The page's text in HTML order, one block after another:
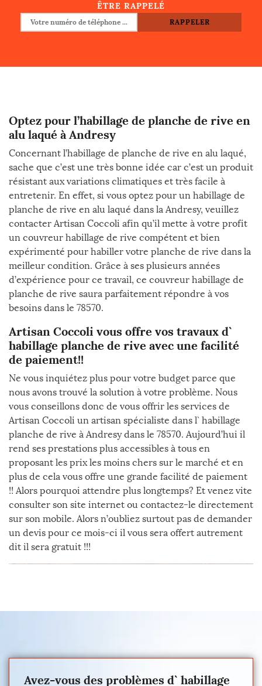
ÊTRE RAPPELÉ
Optez pour l’habillage de planche de rive en
alu laqué à Andresy
Concernant l’habillage de planche de rive en alu laqué,
sache que c’est une très bonne idée car c’est un produit
résistant aux variations climatiques et très facile à
entretenir. En effet, si vous optez pour un habillage de
planche de rive en alu laqué dans la Andresy, veuillez
contacter Artisan Coccoli afin qu’il mette à votre profit
un couvreur habillage de rive compétent et bien
expérimenté pour habiller votre planche de rive dans la
meilleur condition. Grâce à ses plusieurs années
d’expérience pour ce travail, ce couvreur habillage de
planche de rive saura parfaitement répondre à vos
besoins dans le 78570.
Artisan Coccoli vous offre vos travaux d`
habillage planche de rive avec une facilité
de paiement!!
Ne vous inquiétez plus pour votre budget parce que
nous avons trouvé la solution à votre problème. Nous
vous conseillons donc de vous offrir les services de
Artisan Coccoli un artisan spécialiste dans l` habillage
planche de rive à Andresy dans le 78570. Aujourd’hui il
rend ses prestations plus accessibles à tous en
proposant les prix les moins chers sur le marché et en
plus de cela vous offre une grande facilité de paiement
!! Alors pourquoi attendre plus longtemps? Et venez vite
consulter son site internet ou contactez-le directement
sur son mobile. Alors n’oubliez surtout pas de demander
un devis pour ce mois-ci il vous sera offert autrement
dit il sera gratuit !!!
Avez-vous des problèmes d` habillage